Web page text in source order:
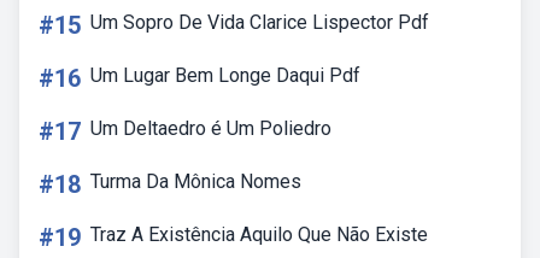
#15 Um Sopro De Vida Clarice Lispector Pdf
#16 Um Lugar Bem Longe Daqui Pdf
#17 Um Deltaedro é Um Poliedro
#18 Turma Da Mônica Nomes
#19 Traz A Existência Aquilo Que Não Existe